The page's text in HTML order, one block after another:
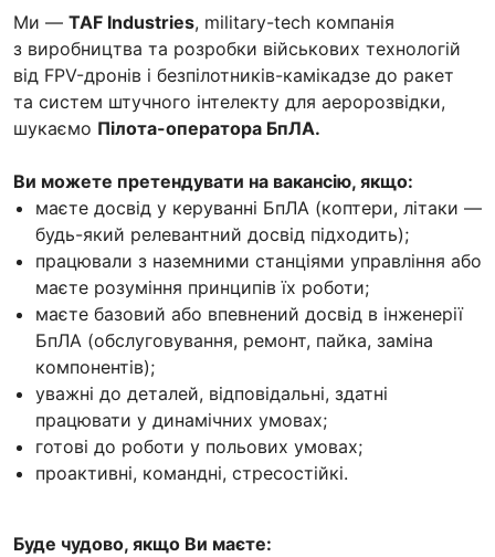
Ми — TAF Industries, military-tech компанія
з виробництва та розробки військових технологій
від FPV-дронів і безпілотників-камікадзе до ракет
та систем штучного інтелекту для аеророзвідки,
шукаємо Пілота-оператора БпЛА.
Ви можете претендувати на вакансію, якщо:
маєте досвід у керуванні БпЛА (коптери, літаки —
будь-який релевантний досвід підходить);
працювали з наземними станціями управління або
маєте розуміння принципів їх роботи;
маєте базовий або впевнений досвід в інженерії
БпЛА (обслуговування, ремонт, пайка, заміна
компонентів);
уважні до деталей, відповідальні, здатні
працювати у динамічних умовах;
готові до роботи у польових умовах;
проактивні, командні, стресостійкі.
Буде чудово, якщо Ви маєте: